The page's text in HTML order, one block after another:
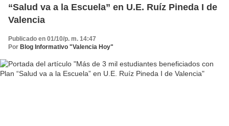
“Salud va a la Escuela” en U.E. Ruíz Pineda I de
Valencia
Publicado en 01/10/p. m. 14:47
Por Blog Informativo "Valencia Hoy"